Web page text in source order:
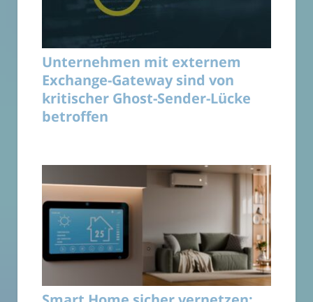
Unternehmen mit externem
Exchange-Gateway sind von
kritischer Ghost-Sender-Lücke
betroffen